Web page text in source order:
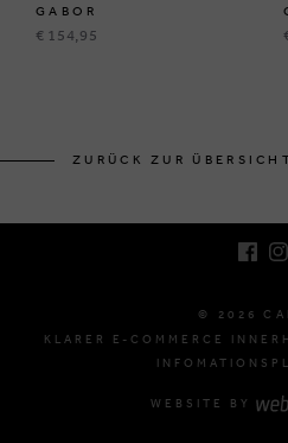
GABOR
€ 154,95
ZURÜCK ZUR
© 2026
KLARER E-COMMERCE
WEBSITE BY